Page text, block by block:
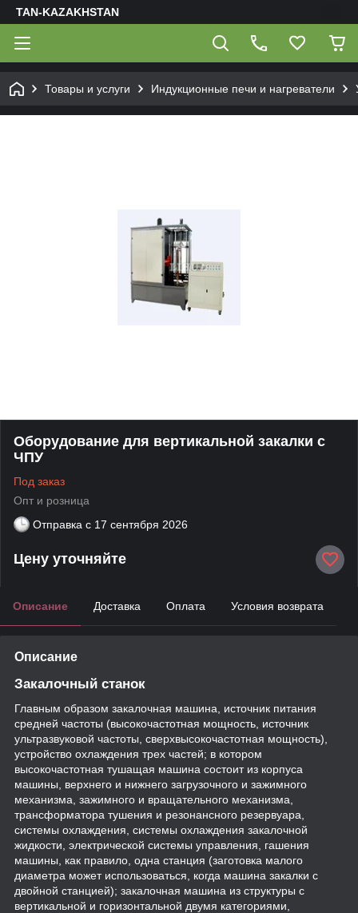
TAN-KAZAKHSTAN
Товары и услуги Индукционные печи и нагреватели
Оборудование для вертикальной закалки с
ЧПУ
Под заказ
Опт и розница
Отправка с 17 сентября 2026
Цену уточняйте
Описание Доставка Оплата Условия возврата
Описание
Закалочный станок
Главным образом закалочная машина, источник питания
средней частоты (высокочастотная мощность, источник
ультразвуковой частоты, сверхвысокочастотная мощность),
устройство охлаждения трех частей; в котором
высокочастотная тушащая машина состоит из корпуса
машины, верхнего и нижнего загрузочного и зажимного
механизма, зажимного и вращательного механизма,
трансформатора тушения и резонансного резервуара,
системы охлаждения, системы охлаждения закалочной
жидкости, электрической системы управления, гашения
машины, как правило, одна станция (заготовка малого
диаметра может использоваться, когда машина закалки с
двойной станцией); закалочная машина из структуры с
вертикальной и горизонтальной двумя категориями,